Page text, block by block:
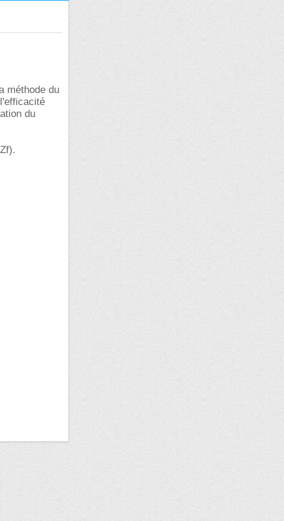
méthode du
du